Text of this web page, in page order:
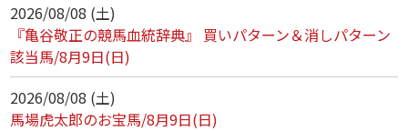
2026/08/08 (土)
『亀谷敬正の競馬血統辞典』 買いパターン＆消しパターン
該当馬/8月9日(日)
2026/08/08 (土)
馬場虎太郎のお宝馬/8月9日(日)